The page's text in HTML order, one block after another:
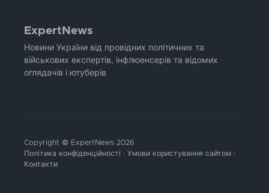
ExpertNews
Новини України від провідних політичних та
військових експертів, інфлюенсерів та відомих
оглядачів і ютуберів
Copyright © ExpertNews 2026
Політика конфіденційності · Умови користування сайтом ·
Контакти